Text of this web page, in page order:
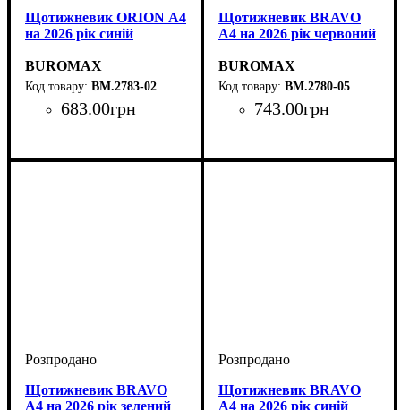
Щотижневик ORION А4
на 2026 рік синій
BUROMAX
BM.2783-02
683.00грн
Щотижневик BRAVO
А4 на 2026 рік червоний
BUROMAX
BM.2780-05
743.00грн
Щотижневик BRAVO
А4 на 2026 рік зелений
Щотижневик BRAVO
А4 на 2026 рік синій